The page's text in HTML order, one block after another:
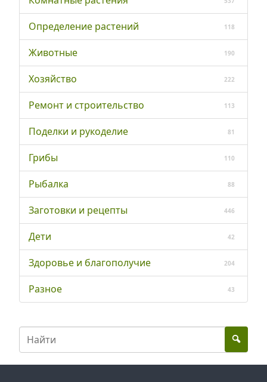
Определение растений 118
Животные 190
Хозяйство 222
Ремонт и строительство 113
Поделки и рукоделие 81
Грибы 110
Рыбалка 88
Заготовки и рецепты 446
Дети 42
Здоровье и благополучие 204
Разное 43